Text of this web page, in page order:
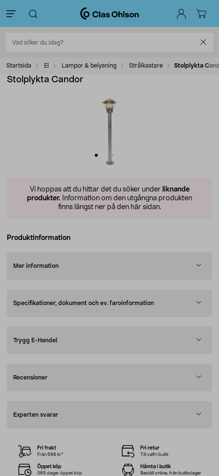
Startsida El Lampor & belysning Strålkastare Stolplykta
Stolplykta Candor
Vi hoppas att du hittar det du söker under liknande
produkter. Information om den utgångna produkten
finns längst ner på den här sidan.
Produktinformation
Mer information
Specifikationer, dokument och ev. faroinformation
Trygg E-Handel
Recensioner
Experten svarar
Fri frakt
Från 599 kr*
Fri retur
Till valfri butik
Öppet köp
365 dagar öppet köp
Hämta i butik
Beställ online, från butikslager